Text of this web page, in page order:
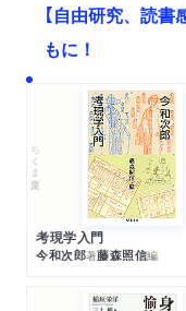
【自由研究、読
もに！
ちくま文庫
考現学入門
今和次郎著藤森照信編